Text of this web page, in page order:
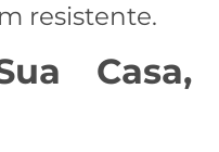
resistente.
Casa,